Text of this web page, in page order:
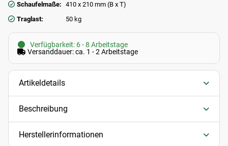
Schaufelmaße: 410 x 210 mm (B x T)
Traglast:
50 kg
Verfügbarkeit: 6 - 8 Arbeitstage
Versanddauer: ca. 1 - 2 Arbeitstage
Artikeldetails
Beschreibung
Herstellerinformationen